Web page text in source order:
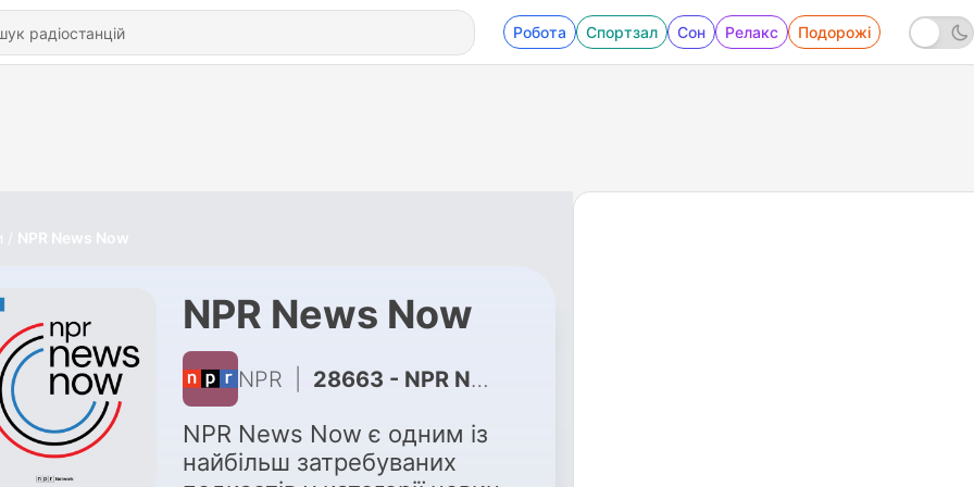
Робота Спортзал Сон Релакс Подорожі
NPR News Now
NPR News Now
NPR 28663 - NPR News: 08-05-2026 11PM EDT
NPR News Now є одним із
найбільш затребуваних